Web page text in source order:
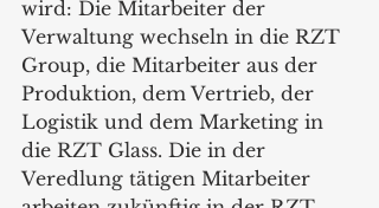
wird: Die Mitarbeiter der
Verwaltung wechseln in die RZT
Group, die Mitarbeiter aus der
Produktion, dem Vertrieb, der
Logistik und dem Marketing in
die RZT Glass. Die in der
Veredlung tätigen Mitarbeiter